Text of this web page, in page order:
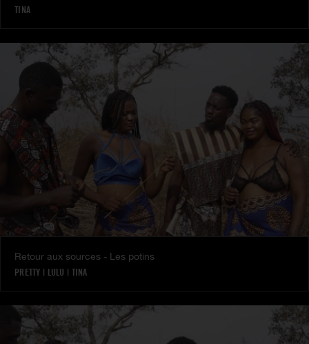
TINA
Retour aux sources - Les potins
PRETTY | LULU | TINA